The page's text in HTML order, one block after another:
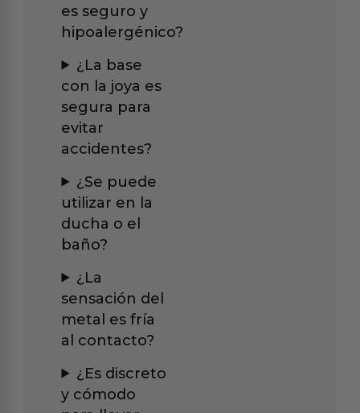
es seguro y
hipoalergénico?
¿La base
con la joya es
segura para
evitar
accidentes?
¿Se puede
utilizar en la
ducha o el
baño?
¿La
sensación del
metal es fría
al contacto?
¿Es discreto
y cómodo